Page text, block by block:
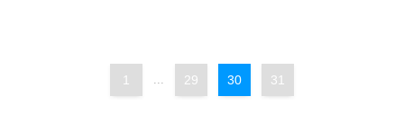
1 ... 29 30 31